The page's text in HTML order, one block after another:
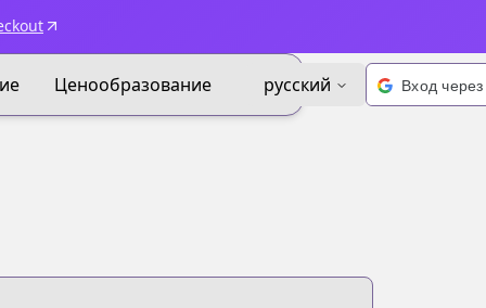
Ценообразование русский